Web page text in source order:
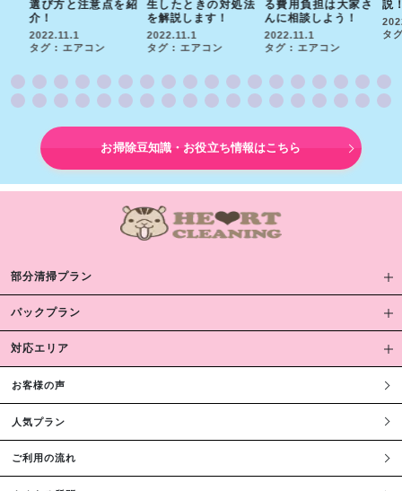
選び方と注意点を紹
介！
2022.11.1
タグ : エアコン
生したときの対処法
を解説します！
2022.11.1
タグ : エアコン
る費用負担は大家さ
んに相談しよう！
2022.11.1
タグ : エアコン
説
タ
お掃除豆知識・お役立ち情報はこちら
部分清掃プラン
パックプラン
対応エリア
お客様の声
人気プラン
ご利用の流れ